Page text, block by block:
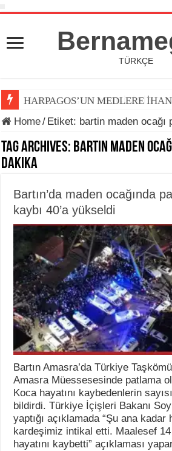
TÜRKÇE
BERNAMEGEH DERGİSİNİN 7.
HARPAGOS’UN MEDLERE
Home/ Etiket: bartin maden ocağı
Tag Archives: bartin maden
dakika
Bartın’da maden ocağında
kaybı 40’a yükseldi
Bartın Amasra’da Türkiye
Amasra Müessesesinde patlama
Koca hayatını kaybedenlerin
bildirdi. Türkiye İçişleri Bakanı
yaptığı açıklamada “Şu ana kadar
kardeşimiz intikal etti. Maalesef
hayatını kaybetti” açıklaması